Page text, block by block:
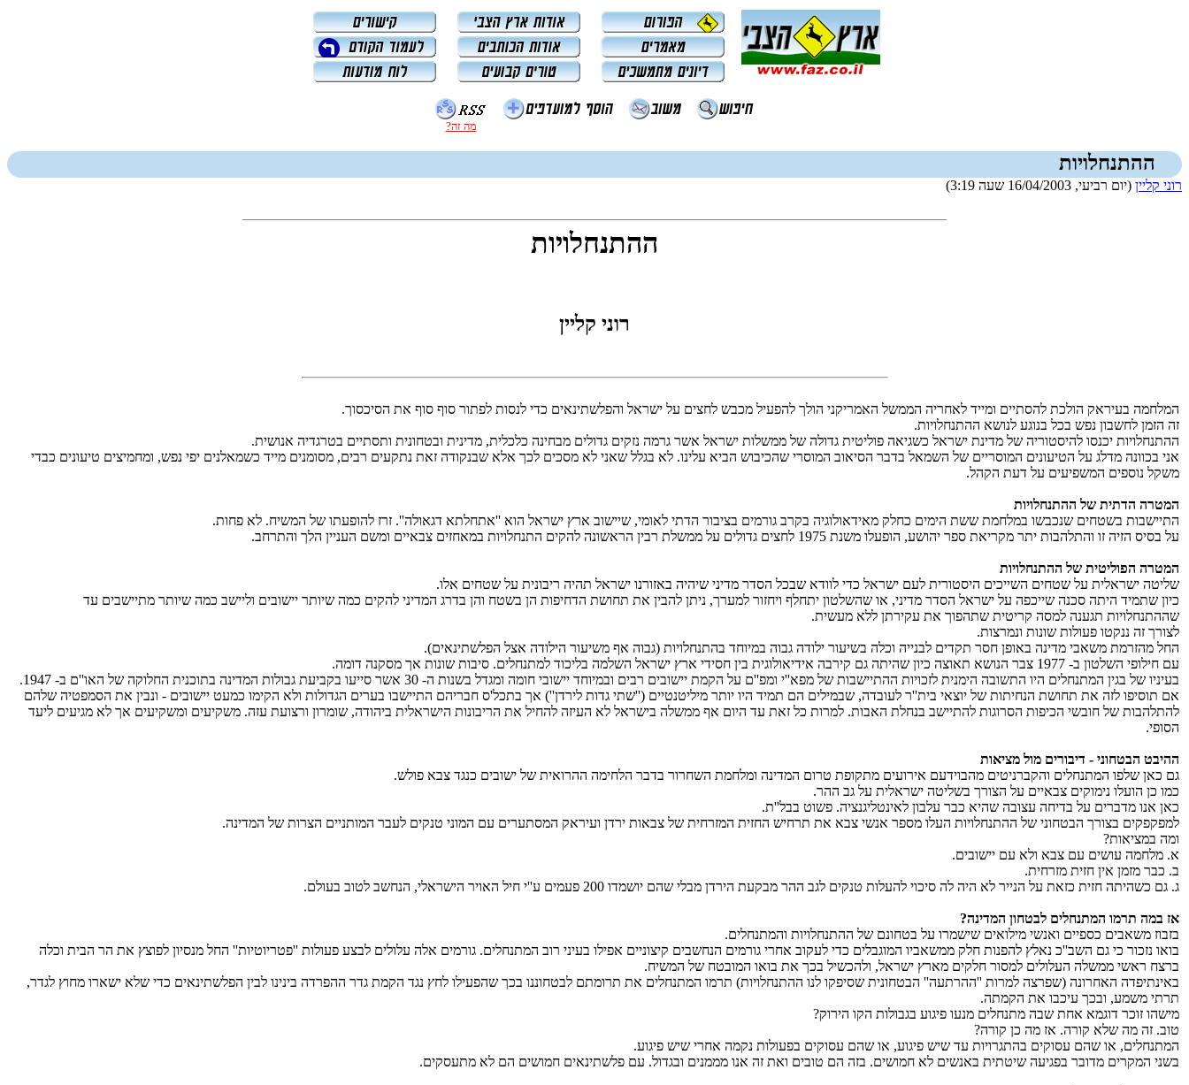
מה זה?
ההתנחלויות
רוני קליין (יום רביעי, 16/04/2003 שעה 3:19)
ההתנחלויות
רוני קליין
המלחמה בעיראק הולכת להסתיים ומייד לאחריה הממשל האמריקני הולך להפעיל מכבש לחצים על ישראל והפלשתינאים כדי לנסות לפתור סוף סוף את הסיכסוך.
זה הזמן לחשבון נפש בכל בנוגע לנושא ההתנחלויות.
ההתנחלויות יכנסו להיסטוריה של מדינת ישראל כשגיאה פוליטית גדולה של ממשלות ישראל אשר גרמה נזקים גדולים מבחינה כלכלית, מדינית ובטחונית ותסתיים בטרגדיה אנושית.
אני בכוונה מדלג על הטיעונים המוסריים של השמאל בדבר הסיאוב המוסרי שהכיבוש הביא עלינו. לא בגלל שאני לא מסכים לכך אלא שבנקודה זאת נתקעים רבים, מסומנים מייד כשמאלנים יפי נפש, ומחמיצים טיעונים כבדי
משקל נוספים המשפיעים על דעת הקהל.
המטרה הדתית של ההתנחלויות
התיישבות בשטחים שנכבשו במלחמת ששת הימים כחלק מאידאולוגיה בקרב גורמים בציבור הדתי לאומי, שיישוב ארץ ישראל הוא ''אתחלתא דגאולה''. זרז להופעתו של המשיח. לא פחות.
על בסיס הזיה זו והתלהבות יתר מקריאת ספר יהושע, הופעלו משנת 1975 לחצים גדולים על ממשלת רבין הראשונה להקים התנחלויות במאחזים צבאיים ומשם העניין הלך והתרחב.
המטרה הפוליטית של ההתנחלויות
שליטה ישראלית על שטחים השייכים היסטורית לעם ישראל כדי לוודא שבכל הסדר מדיני שיהיה באזורנו ישראל תהיה ריבונית על שטחים אלו.
כיון שתמיד היתה סכנה שייכפה על ישראל הסדר מדיני, או שהשלטון יתחלף ויחזור למערך, ניתן להבין את תחושת הדחיפות הן בשטח והן בדרג המדיני להקים כמה שיותר יישובים וליישב כמה שיותר מתיישבים עד
שההתנחלויות תגענה למסה קריטית שתהפוך את עקירתן ללא מעשית.
לצורך זה ננקטו פעולות שונות ונמרצות.
החל מהזרמת משאבי מדינה באופן חסר תקדים לבנייה וכלה בשיעור ילודה גבוה במיוחד בהתנחלויות (גבוה אף משיעור הילודה אצל הפלשתינאים).
עם חילופי השלטון ב- 1977 צבר הנושא תאוצה כיון שהיתה גם קירבה אידיאולוגית בין חסידי ארץ ישראל השלמה בליכוד למתנחלים. סיבות שונות אך מסקנה דומה.
בעיניו של בגין המתנחלים היו התשובה הימנית לזכויות ההתיישבות של מפא''י ומפ''ם על הקמת יישובים רבים ובמיוחד יישובי חומה ומגדל בשנות ה- 30 אשר סייעו בקביעת גבולות המדינה בתוכנית החלוקה של האו''ם ב- 1947.
אם תוסיפו לזה את תחושת הנחיתות של יוצאי בית''ר לעובדה, שבמילים הם תמיד היו יותר מיליטנטיים (''שתי גדות לירדן'') אך בתכל'ס חבריהם התיישבו בערים הגדולות ולא הקימו כמעט יישובים - ונבין את הסמפטיה שלהם
להתלהבות של חובשי הכיפות הסרוגות להתיישב בנחלת האבות. למרות כל זאת עד היום אף ממשלה בישראל לא העיזה להחיל את הריבונות הישראלית ביהודה, שומרון ורצועת עזה. משקיעים ומשקיעים אך לא מגיעים ליעד
הסופי.
ההיבט הבטחוני - דיבורים מול מציאות
גם כאן שלפו המתנחלים והקברניטים מהבוידעם אירועים מתקופת טרום המדינה ומלחמת השחרור בדבר הלחימה ההרואית של ישובים כנגד צבא פולש.
כמו כן הועלו נימוקים צבאיים על הצורך בשליטה ישראלית על גב ההר.
כאן אנו מדברים על בדיחה עצובה שהיא כבר עלבון לאינטליגנציה. פשוט בבל''ת.
למפקפקים בצורך הבטחוני של ההתנחלויות העלו מספר אנשי צבא את תרחיש החזית המזרחית של צבאות ירדן ועיראק המסתערים עם המוני טנקים לעבר המותניים הצרות של המדינה.
ומה במציאות?
א. מלחמה עושים עם צבא ולא עם יישובים.
ב. כבר מזמן אין חזית מזרחית.
ג. גם כשהיתה חזית כזאת על הנייר לא היה לה סיכוי להעלות טנקים לגב ההר מבקעת הירדן מבלי שהם יושמדו 200 פעמים ע''י חיל האויר הישראלי, הנחשב לטוב בעולם.
אז במה תרמו המתנחלים לבטחון המדינה?
בזבוז משאבים כספיים ואנשי מילואים שישמרו על בטחונם של ההתנחלויות והמתנחלים.
בואו נזכור כי גם השב''כ נאלץ להפנות חלק ממשאביו המוגבלים כדי לעקוב אחרי גורמים הנחשבים קיצוניים אפילו בעיני רוב המתנחלים. גורמים אלה עלולים לבצע פעולות ''פטריוטיות'' החל מנסיון לפוצץ את הר הבית וכלה
ברצח ראשי ממשלה העלולים למסור חלקים מארץ ישראל, ולהכשיל בכך את בואו המובטח של המשיח.
באינתיפדה האחרונה (שפרצה למרות ''ההרתעה'' הבטחונית שסיפקו לנו ההתנחלויות) תרמו המתנחלים את תרומתם לבטחוננו בכך שהפעילו לחץ נגד הקמת גדר ההפרדה בינינו לבין הפלשתינאים כדי שלא ישארו מחוץ לגדר,
תרתי משמע, ובכך עיכבו את הקמתה.
מישהו זוכר דוגמא אחת שבה מתנחלים מנעו פיגוע בגבולות הקו הירוק?
טוב. זה מה שלא קורה. אז מה כן קורה?
המתנחלים, או שהם עסוקים בהתגרויות עד שיש פיגוע, או שהם עסוקים בפעולות נקמה אחרי שיש פיגוע.
בשני המקרים מדובר בפגיעה שיטתית באנשים לא חמושים. בזה הם טובים ואת זה אנו מממנים ובגדול. עם פלשתינאים חמושים הם לא מתעסקים.